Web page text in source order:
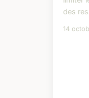
des
14